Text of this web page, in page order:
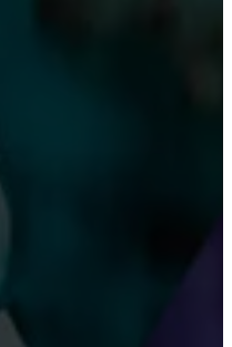
og store oplevelser
arkiv
byens historie til fods